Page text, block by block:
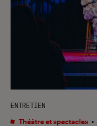
ENTRETIEN
Théâtre et spectacles •